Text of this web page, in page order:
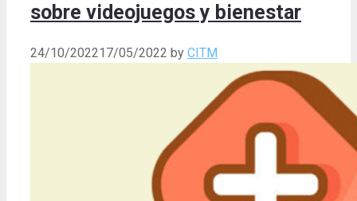
sobre videojuegos y bienestar
24/10/202217/05/2022 by CITM